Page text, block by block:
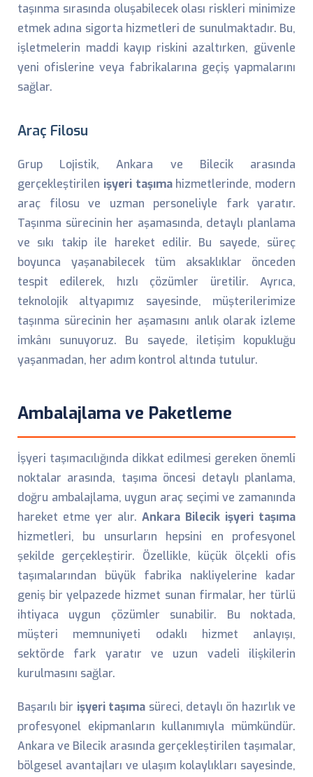
taşınma sırasında oluşabilecek olası riskleri minimize
etmek adına sigorta hizmetleri de sunulmaktadır. Bu,
işletmelerin maddi kayıp riskini azaltırken, güvenle
yeni ofislerine veya fabrikalarına geçiş yapmalarını
sağlar.
Araç Filosu
Grup Lojistik, Ankara ve Bilecik arasında
gerçekleştirilen işyeri taşımahizmetlerinde, modern
araç filosu ve uzman personeliyle fark yaratır.
Taşınma sürecinin her aşamasında, detaylı planlama
ve sıkı takip ile hareket edilir. Bu sayede, süreç
boyunca yaşanabilecek tüm aksaklıklar önceden
tespit edilerek, hızlı çözümler üretilir. Ayrıca,
teknolojik altyapımız sayesinde, müşterilerimize
taşınma sürecinin her aşamasını anlık olarak izleme
imkânı sunuyoruz. Bu sayede, iletişim kopukluğu
yaşanmadan, her adım kontrol altında tutulur.
Ambalajlama ve Paketleme
İşyeri taşımacılığında dikkat edilmesi gereken önemli
noktalar arasında, taşıma öncesi detaylı planlama,
doğru ambalajlama, uygun araç seçimi ve zamanında
hareket etme yer alır. Ankara Bilecik işyeri taşıma
hizmetleri, bu unsurların hepsini en profesyonel
şekilde gerçekleştirir. Özellikle, küçük ölçekli ofis
taşımalarından büyük fabrika nakliyelerine kadar
geniş bir yelpazede hizmet sunan firmalar, her türlü
ihtiyaca uygun çözümler sunabilir. Bu noktada,
müşteri memnuniyeti odaklı hizmet anlayışı,
sektörde fark yaratır ve uzun vadeli ilişkilerin
kurulmasını sağlar.
Başarılı bir işyeri taşıma süreci, detaylı ön hazırlık ve
profesyonel ekipmanların kullanımıyla mümkündür.
Ankara ve Bilecik arasında gerçekleştirilen taşımalar,
bölgesel avantajları ve ulaşım kolaylıkları sayesinde,